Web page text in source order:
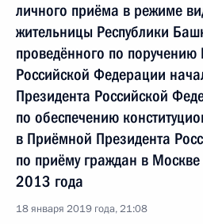
личного приёма в режиме
жительницы Республики
проведённого по поручению
Российской Федерации
Президента Российской
по обеспечению
в Приёмной Президента
по приёму граждан в
2013 года
18 января 2019 года, 21:08